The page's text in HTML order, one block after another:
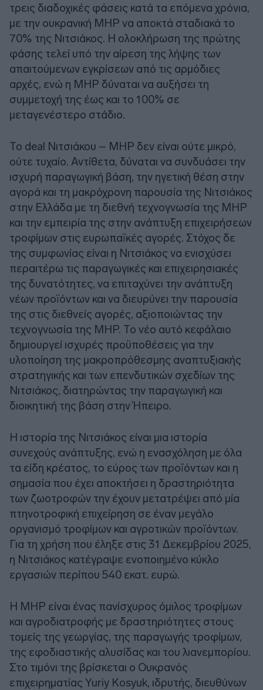
τρεις διαδοχικές φάσεις κατά τα επόμενα χρόνια,
με την ουκρανική MHP να αποκτά σταδιακά το
70% της Νιτσιάκος. Η ολοκλήρωση της πρώτης
φάσης τελεί υπό την αίρεση της λήψης των
απαιτούμενων εγκρίσεων από τις αρμόδιες
αρχές, ενώ η MHP δύναται να αυξήσει τη
συμμετοχή της έως και το 100% σε
μεταγενέστερο στάδιο.
Το deal Νιτσιάκου – MHP δεν είναι ούτε μικρό,
ούτε τυχαίο. Αντίθετα, δύναται να συνδυάσει την
ισχυρή παραγωγική βάση, την ηγετική θέση στην
αγορά και τη μακρόχρονη παρουσία της Νιτσιάκος
στην Ελλάδα με τη διεθνή τεχνογνωσία της MHP
και την εμπειρία της στην ανάπτυξη επιχειρήσεων
τροφίμων στις ευρωπαϊκές αγορές. Στόχος δε
της συμφωνίας είναι η Νιτσιάκος να ενισχύσει
περαιτέρω τις παραγωγικές και επιχειρησιακές
της δυνατότητες, να επιταχύνει την ανάπτυξη
νέων προϊόντων και να διευρύνει την παρουσία
της στις διεθνείς αγορές, αξιοποιώντας την
τεχνογνωσία της MHP. Το νέο αυτό κεφάλαιο
δημιουργεί ισχυρές προϋποθέσεις για την
υλοποίηση της μακροπρόθεσμης αναπτυξιακής
στρατηγικής και των επενδυτικών σχεδίων της
Νιτσιάκος, διατηρώντας την παραγωγική και
διοικητική της βάση στην Ήπειρο.
Η ιστορία της Νιτσιάκος είναι μια ιστορία
συνεχούς ανάπτυξης, ενώ η ενασχόληση με όλα
τα είδη κρέατος, το εύρος των προϊόντων και η
σημασία που έχει αποκτήσει η δραστηριότητα
των ζωοτροφών την έχουν μετατρέψει από μία
πτηνοτροφική επιχείρηση σε έναν μεγάλο
οργανισμό τροφίμων και αγροτικών προϊόντων.
Για τη χρήση που έληξε στις 31 Δεκεμβρίου 2025,
η Νιτσιάκος κατέγραψε ενοποιημένο κύκλο
εργασιών περίπου 540 εκατ. ευρώ.
Η MHP είναι ένας πανίσχυρος όμιλος τροφίμων
και αγροδιατροφής με δραστηριότητες στους
τομείς της γεωργίας, της παραγωγής τροφίμων,
της εφοδιαστικής αλυσίδας και του λιανεμπορίου.
Στο τιμόνι της βρίσκεται ο Ουκρανός
επιχειρηματίας Yuriy Kosyuk, ιδρυτής, διευθύνων